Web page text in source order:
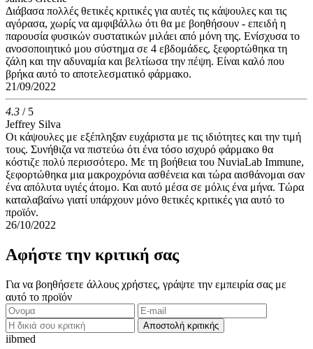
Διάβασα πολλές θετικές κριτικές για αυτές τις κάψουλες και τις
αγόρασα, χωρίς να αμφιβάλλω ότι θα με βοηθήσουν - επειδή η
παρουσία φυσικών συστατικών μιλάει από μόνη της. Ενίσχυσα το
ανοσοποιητικό μου σύστημα σε 4 εβδομάδες, ξεφορτώθηκα τη
ζάλη και την αδυναμία και βελτίωσα την πέψη. Είναι καλό που
βρήκα αυτό το αποτελεσματικό φάρμακο.
21/09/2022
4.3 / 5
Jeffrey Silva
Οι κάψουλες με εξέπληξαν ευχάριστα με τις ιδιότητες και την τιμή
τους. Συνήθιζα να πιστεύω ότι ένα τόσο ισχυρό φάρμακο θα
κόστιζε πολύ περισσότερο. Με τη βοήθεια του NuviaLab Immune,
ξεφορτώθηκα μια μακροχρόνια ασθένεια και τώρα αισθάνομαι σαν
ένα απόλυτα υγιές άτομο. Και αυτό μέσα σε μόλις ένα μήνα. Τώρα
καταλαβαίνω γιατί υπάρχουν μόνο θετικές κριτικές για αυτό το
προϊόν.
26/10/2022
Αφήστε την κριτική σας
Για να βοηθήσετε άλλους χρήστες, γράψτε την εμπειρία σας με
αυτό το προϊόν
Αποστολή κριτικής
iibmed